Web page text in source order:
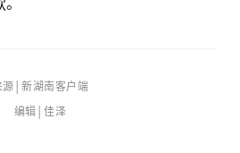
。
源│新湖南客户端
编辑│佳泽